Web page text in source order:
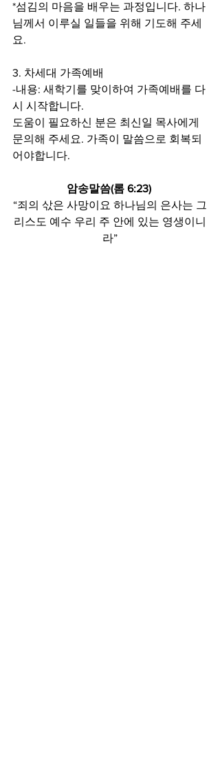
*섬김의 마음을 배우는 과정입니다. 하나
님께서 이루실 일들을 위해 기도해 주세
요.
3. 차세대 가족예배
-내용: 새학기를 맞이하여 가족예배를 다
시 시작합니다.
도움이 필요하신 분은 최신일 목사에게
문의해 주세요. 가족이 말씀으로 회복되
어야합니다.
암송말씀(롬 6:23)
“죄의 삯은 사망이요 하나님의 은사는 그
리스도 예수 우리 주 안에 있는 영생이니
라”